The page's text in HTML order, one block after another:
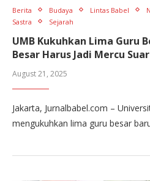
Berita Budaya Lintas Babel
Sastra
Sejarah
UMB Kukuhkan Lima Guru
Besar Harus Jadi Mercu
August 21, 2025
Jakarta, Jurnalbabel.com –
mengukuhkan lima guru besar